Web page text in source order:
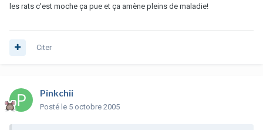
les rats c'est moche ça pue et ça amène pleins de maladie!
Citer
Pinkchii
Posté le 5 octobre 2005